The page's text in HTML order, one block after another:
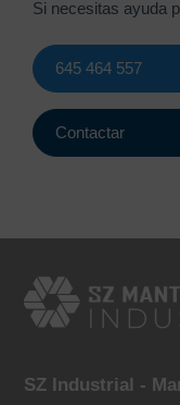
Si necesitas ayuda
645 464 557
Contactar
SZ Industrial -